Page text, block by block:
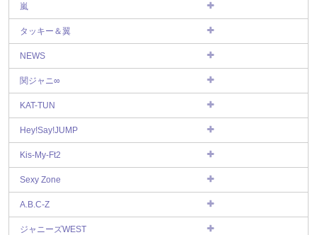
嵐
タッキー＆翼
NEWS
関ジャニ∞
KAT-TUN
Hey!Say!JUMP
Kis-My-Ft2
Sexy Zone
A.B.C-Z
ジャニーズWEST